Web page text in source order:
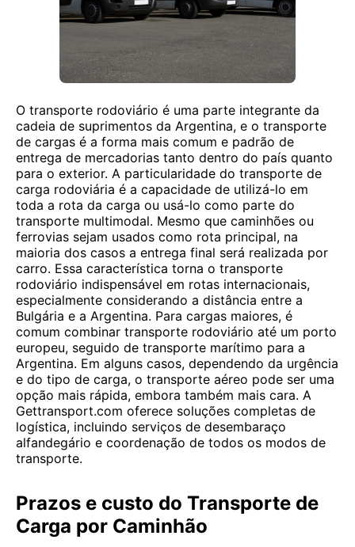
O transporte rodoviário é uma parte integrante da
cadeia de suprimentos da Argentina, e o transporte
de cargas é a forma mais comum e padrão de
entrega de mercadorias tanto dentro do país quanto
para o exterior. A particularidade do transporte de
carga rodoviária é a capacidade de utilizá-lo em
toda a rota da carga ou usá-lo como parte do
transporte multimodal. Mesmo que caminhões ou
ferrovias sejam usados ​​como rota principal, na
maioria dos casos a entrega final será realizada por
carro. Essa característica torna o transporte
rodoviário indispensável em rotas internacionais,
especialmente considerando a distância entre a
Bulgária e a Argentina. Para cargas maiores, é
comum combinar transporte rodoviário até um porto
europeu, seguido de transporte marítimo para a
Argentina. Em alguns casos, dependendo da urgência
e do tipo de carga, o transporte aéreo pode ser uma
opção mais rápida, embora também mais cara. A
Gettransport.com oferece soluções completas de
logística, incluindo serviços de desembaraço
alfandegário e coordenação de todos os modos de
transporte.
Prazos e custo do Transporte de
Carga por Caminhão